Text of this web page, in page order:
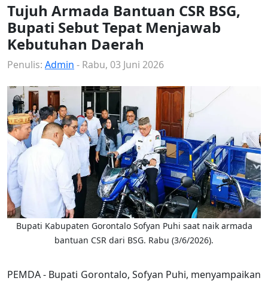
Tujuh Armada Bantuan CSR BSG,
Bupati Sebut Tepat Menjawab
Kebutuhan Daerah
Penulis: Admin - Rabu, 03 Juni 2026
Bupati Kabupaten Gorontalo Sofyan Puhi saat naik armada
bantuan CSR dari BSG. Rabu (3/6/2026).
PEMDA - Bupati Gorontalo, Sofyan Puhi, menyampaikan